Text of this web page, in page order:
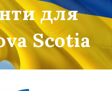
для
Scotia